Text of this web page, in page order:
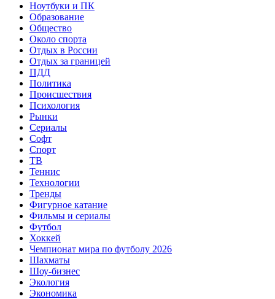
Ноутбуки и ПК
Образование
Общество
Около спорта
Отдых в России
Отдых за границей
ПДД
Политика
Происшествия
Психология
Рынки
Сериалы
Софт
Спорт
ТВ
Теннис
Технологии
Тренды
Фигурное катание
Фильмы и сериалы
Футбол
Хоккей
Чемпионат мира по футболу 2026
Шахматы
Шоу-бизнес
Экология
Экономика